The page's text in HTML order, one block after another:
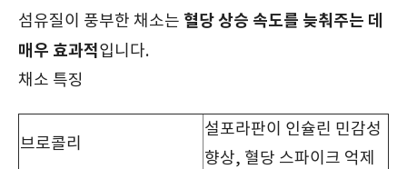
섬유질이 풍부한 채소는 혈당 상승 속도를 늦춰주는 데
매우 효과적입니다.
채소 특징
브로콜리
설포라판이 인슐린 민감성
향상, 혈당 스파이크 억제